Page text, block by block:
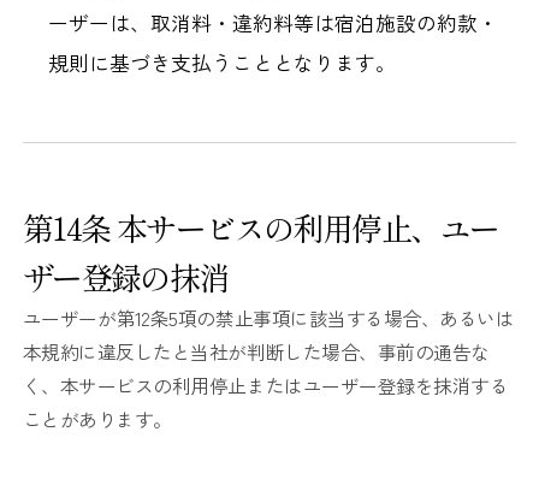
ーザーは、取消料・違約料等は宿泊施設の約款・
規則に基づき支払うこととなります。
第14条 本サービスの利用停止、ユー
ザー登録の抹消
ユーザーが第12条5項の禁止事項に該当する場合、あるいは
本規約に違反したと当社が判断した場合、事前の通告な
く、本サービスの利用停止またはユーザー登録を抹消する
ことがあります。